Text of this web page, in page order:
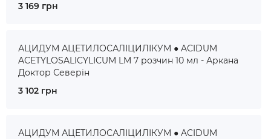
3 169 грн
АЦИДУМ АЦЕТИЛОСАЛІЦИЛІКУМ ● ACIDUM
ACETYLOSALICYLICUM LM 7 розчин 10 мл - Аркана
Доктор Северін
3 102 грн
АЦИДУМ АЦЕТИЛОСАЛІЦИЛІКУМ ● ACIDUM